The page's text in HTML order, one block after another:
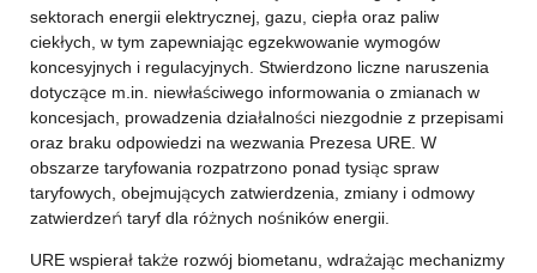
sektorach energii elektrycznej, gazu, ciepła oraz paliw
ciekłych, w tym zapewniając egzekwowanie wymogów
koncesyjnych i regulacyjnych. Stwierdzono liczne naruszenia
dotyczące m.in. niewłaściwego informowania o zmianach w
koncesjach, prowadzenia działalności niezgodnie z przepisami
oraz braku odpowiedzi na wezwania Prezesa URE. W
obszarze taryfowania rozpatrzono ponad tysiąc spraw
taryfowych, obejmujących zatwierdzenia, zmiany i odmowy
zatwierdzeń taryf dla różnych nośników energii.
URE wspierał także rozwój biometanu, wdrażając mechanizmy